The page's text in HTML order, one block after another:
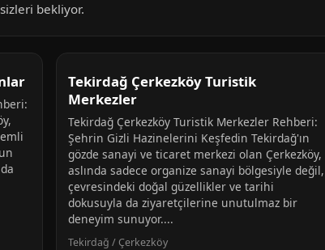
bekliyor.
Tekirdağ Çerkezköy Turistik
Merkezler
Tekirdağ Çerkezköy Turistik Merkezler Rehberi:
Şehrin Gizli Hazinelerini Keşfedin Tekirdağ'ın
gözde sanayi ve ticaret merkezi olan Çerkezköy,
aslında sadece organize sanayi bölgesiyle değil,
çevresindeki doğal güzellikler ve tarihi
dokusuyla da ziyaretçilerine unutulmaz bir
deneyim sunuyor....
Tekirdağ / Çerkezköy